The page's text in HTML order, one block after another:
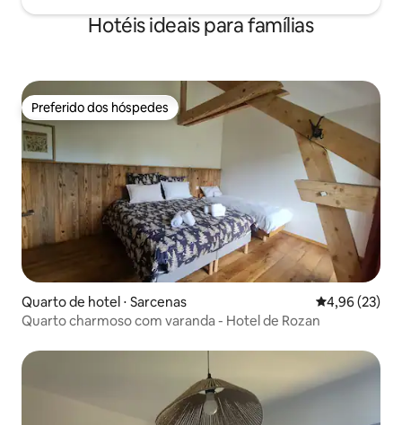
Hotéis ideais para famílias
Preferido dos hóspedes
Preferido dos hóspedes
Quarto de hotel ⋅ Sarcenas 4,96 de uma
4,96 (23)
Quarto charmoso com varanda - Hotel de Rozan